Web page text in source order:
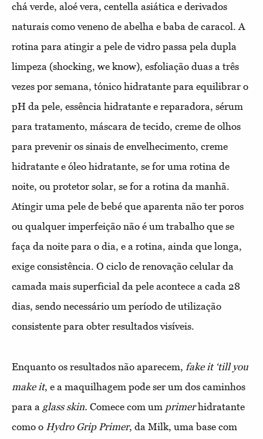
chá verde, aloé vera, centella asiática e derivados
naturais como veneno de abelha e baba de caracol. A
rotina para atingir a pele de vidro passa pela dupla
limpeza (shocking, we know), esfoliação duas a três
vezes por semana, tónico hidratante para equilibrar o
pH da pele, essência hidratante e reparadora, sérum
para tratamento, máscara de tecido, creme de olhos
para prevenir os sinais de envelhecimento, creme
hidratante e óleo hidratante, se for uma rotina de
noite, ou protetor solar, se for a rotina da manhã.
Atingir uma pele de bebé que aparenta não ter poros
ou qualquer imperfeição não é um trabalho que se
faça da noite para o dia, e a rotina, ainda que longa,
exige consistência. O ciclo de renovação celular da
camada mais superficial da pele acontece a cada 28
dias, sendo necessário um período de utilização
consistente para obter resultados visíveis.
Enquanto os resultados não aparecem, fake it ‘till you
make it, e a maquilhagem pode ser um dos caminhos
para a glass skin. Comece com um primerhidratante
como o Hydro Grip Primer, da Milk, uma base com